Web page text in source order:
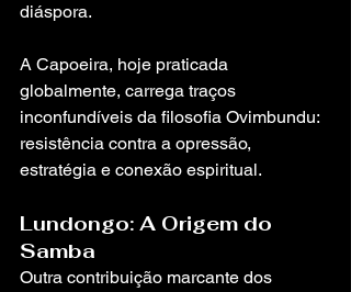
diáspora.
A Capoeira, hoje praticada
globalmente, carrega traços
inconfundíveis da filosofia Ovimbundu:
resistência contra a opressão,
estratégia e conexão espiritual.
Lundongo: A Origem do
Samba
Outra contribuição marcante dos